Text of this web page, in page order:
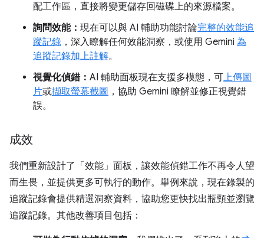
配工作區，直接將變更儲存回磁碟上的來源檔案。
詢問效能： 現在可以與 AI 輔助功能討論完整的效能追
蹤記錄 ，深入瞭解任何效能洞察，或使用 Gemini 為
追蹤記錄加上註解。
視覺化偵錯： AI 輔助面板現在支援多模態，可上傳圖
片或擷取螢幕截圖 ，協助 Gemini 瞭解並修正視覺錯
誤。
成效
我們重新設計了「效能」 面板，讓效能偵錯工作不再令人望
而生畏，並提供更多可執行的動作。舉例來說，現在錄製的
追蹤記錄會提供精選洞察資料，協助您更快找出瓶頸並瀏覽
追蹤記錄。其他改善項目包括：